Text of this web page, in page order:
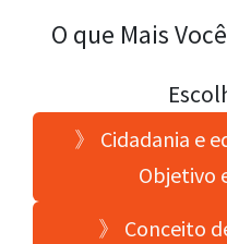
O que Mais
》 Cidadania e
Objetivo
》 Conceito